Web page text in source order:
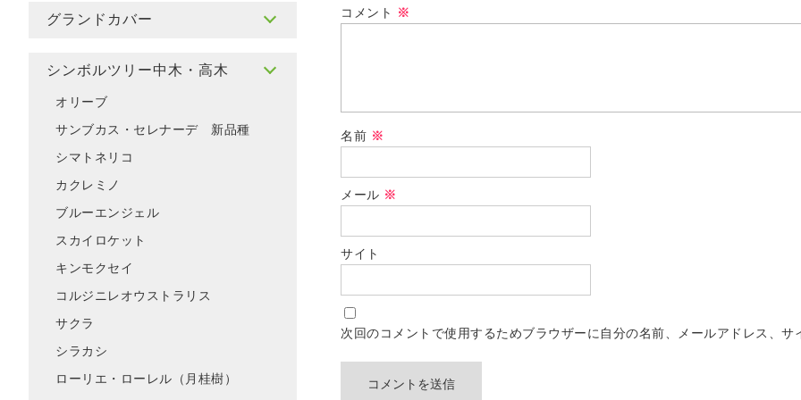
コメント ※
名前 ※
メール ※
サイト
次回のコメントで使用するためブラウザーに自分の名前、メールアドレス、サ
グランドカバー
シンボルツリー中木・高木
オリーブ
サンブカス・セレナーデ 新品種
シマトネリコ
カクレミノ
ブルーエンジェル
スカイロケット
キンモクセイ
コルジニレオウストラリス
サクラ
シラカシ
ローリエ・ローレル（月桂樹）